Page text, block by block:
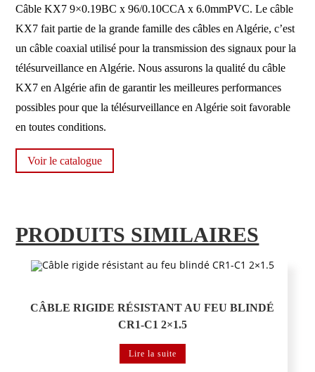
Câble KX7 9×0.19BC x 96/0.10CCA x 6.0mmPVC. Le câble
KX7 fait partie de la grande famille des câbles en Algérie, c’est
un câble coaxial utilisé pour la transmission des signaux pour la
télésurveillance en Algérie. Nous assurons la qualité du câble
KX7 en Algérie afin de garantir les meilleures performances
possibles pour que la télésurveillance en Algérie soit favorable
en toutes conditions.
Voir le catalogue
PRODUITS SIMILAIRES
CÂBLE RIGIDE RÉSISTANT AU FEU BLINDÉ
CR1-C1 2×1.5
Lire la suite